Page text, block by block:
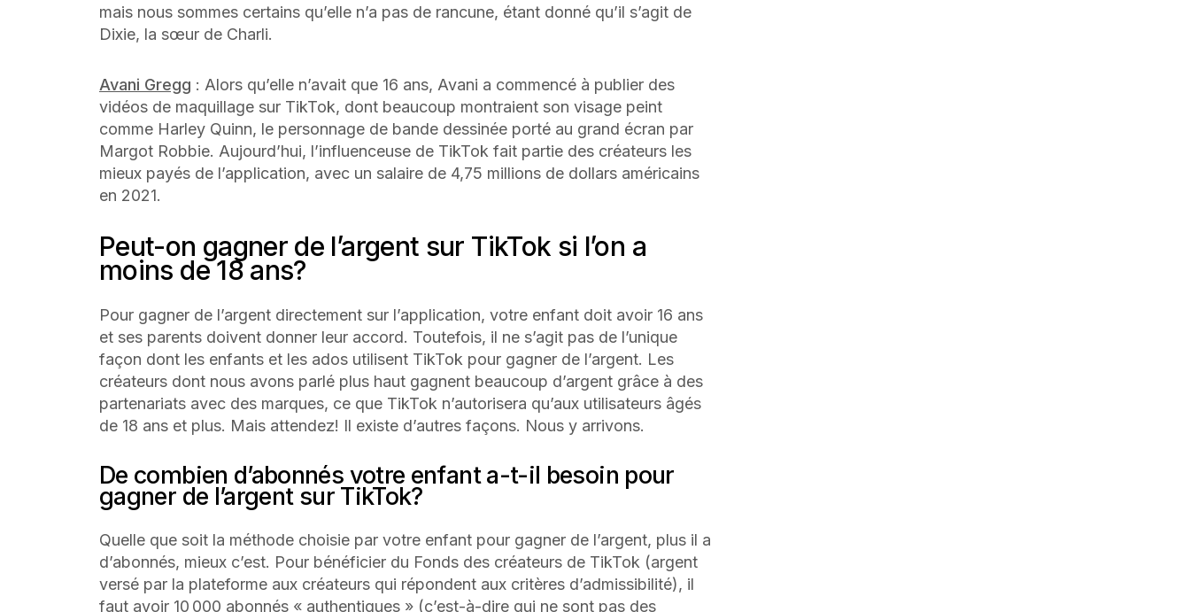
mais nous sommes certains qu’elle n’a pas de rancune, étant donné qu’il s’agit de
Dixie, la sœur de Charli.
Avani Gregg : Alors qu’elle n’avait que 16 ans, Avani a commencé à publier des
vidéos de maquillage sur TikTok, dont beaucoup montraient son visage peint
comme Harley Quinn, le personnage de bande dessinée porté au grand écran par
Margot Robbie. Aujourd’hui, l’influenceuse de TikTok fait partie des créateurs les
mieux payés de l’application, avec un salaire de 4,75 millions de dollars américains
en 2021.
Peut-on gagner de l’argent sur TikTok si l’on a
moins de 18 ans?
Pour gagner de l’argent directement sur l’application, votre enfant doit avoir 16 ans
et ses parents doivent donner leur accord. Toutefois, il ne s’agit pas de l’unique
façon dont les enfants et les ados utilisent TikTok pour gagner de l’argent. Les
créateurs dont nous avons parlé plus haut gagnent beaucoup d’argent grâce à des
partenariats avec des marques, ce que TikTok n’autorisera qu’aux utilisateurs âgés
de 18 ans et plus. Mais attendez! Il existe d’autres façons. Nous y arrivons.
De combien d’abonnés votre enfant a-t-il besoin pour
gagner de l’argent sur TikTok?
Quelle que soit la méthode choisie par votre enfant pour gagner de l’argent, plus il a
d’abonnés, mieux c’est. Pour bénéficier du Fonds des créateurs de TikTok (argent
versé par la plateforme aux créateurs qui répondent aux critères d’admissibilité), il
faut avoir 10 000 abonnés « authentiques » (c’est-à-dire qui ne sont pas des